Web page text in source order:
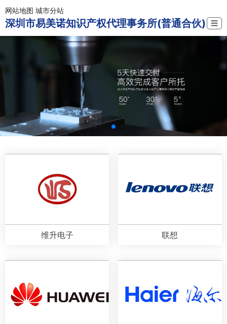
网站地图 城市分站
深圳市易美诺知识产权代理事务所(普通合伙) ☰
维升电子 联想